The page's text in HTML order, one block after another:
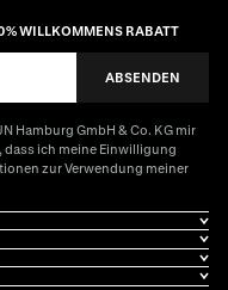
WILLKOMMENS RABATT
ABSENDEN
Hamburg GmbH & Co. KG mir
ich meine Einwilligung
zur Verwendung meiner